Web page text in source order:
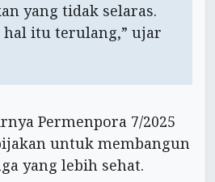
yang tidak selaras.
hal itu terulang,” ujar
Permenpora 7/2025
untuk membangun
yang lebih sehat.